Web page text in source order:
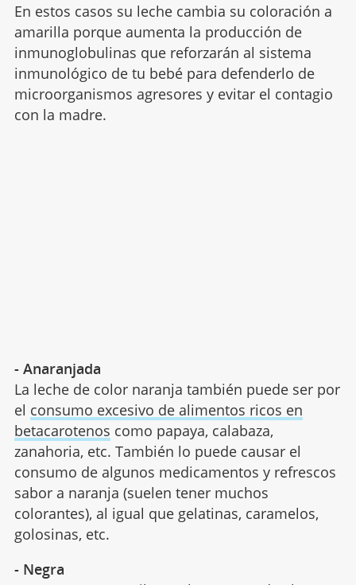
En estos casos su leche cambia su coloración a
amarilla porque aumenta la producción de
inmunoglobulinas que reforzarán al sistema
inmunológico de tu bebé para defenderlo de
microorganismos agresores y evitar el contagio
con la madre.
- Anaranjada
La leche de color naranja también puede ser por
el consumo excesivo de alimentos ricos en
betacarotenos como papaya, calabaza,
zanahoria, etc. También lo puede causar el
consumo de algunos medicamentos y refrescos
sabor a naranja (suelen tener muchos
colorantes), al igual que gelatinas, caramelos,
golosinas, etc.
- Negra